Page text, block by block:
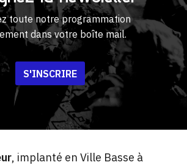
toute notre programmation
dans votre boîte mail.
S'INSCRIRE
, implanté en Ville Basse à